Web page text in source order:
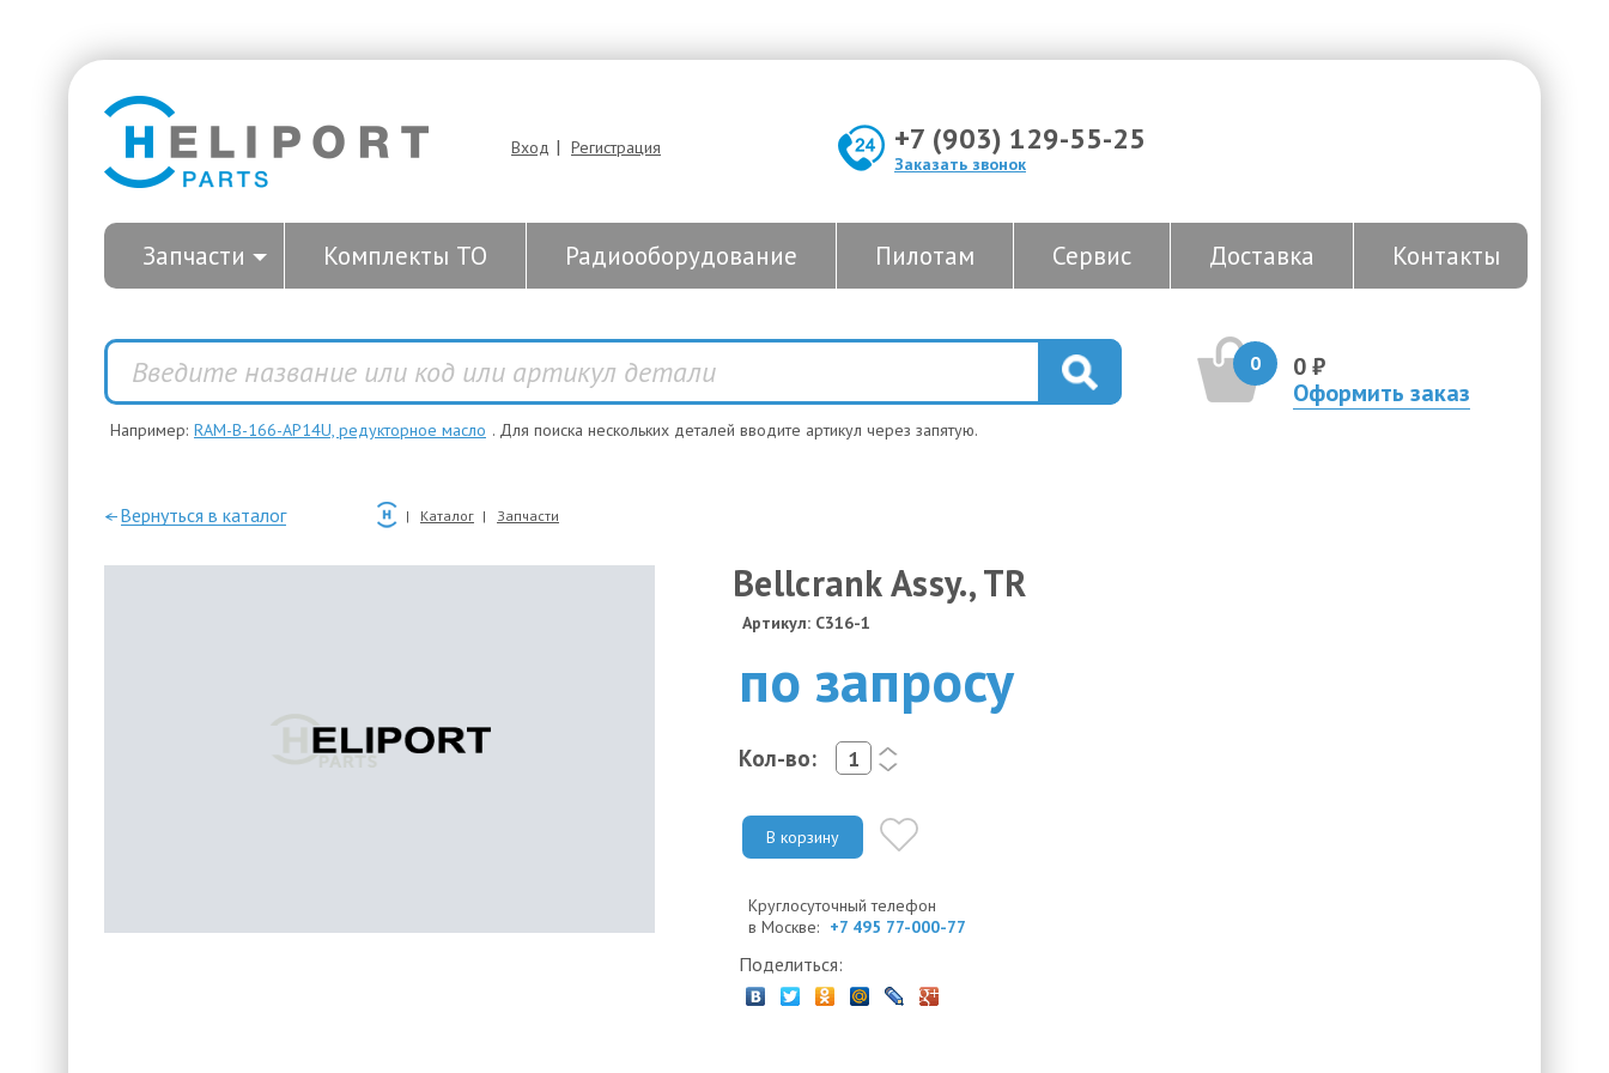
Вход | Регистрация +7 (903) 129-55-25
Заказать звонок
Запчасти Комплекты ТО Радиооборудование Пилотам Сервис Доставка Контакты
0
0 ₽
Оформить заказ
Например: RAM-B-166-AP14U, редукторное масло . Для поиска нескольких деталей вводите артикул через запятую.
—Вернуться в каталог Каталог Запчасти
Bellcrank Assy., TR
Артикул: C316-1
по запросу
Кол-во:
<
>
В корзину
Круглосуточный телефон
в Москве: +7 495 77-000-77
Поделиться: